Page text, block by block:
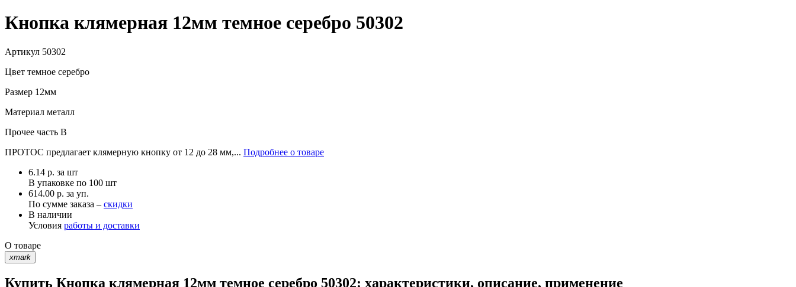
Кнопка клямерная 12мм темное серебро 50302
Артикул 50302
Цвет темное серебро
Размер 12мм
Материал металл
Прочее часть B
ПРОТОС предлагает клямерную кнопку от 12 до 28 мм,... Подробнее о товаре
6.14 р. за шт
В упаковке по 100 шт
614.00 р. за уп.
По сумме заказа – скидки
В наличии
Условия работы и доставки
О товаре
xmark
Купить Кнопка клямерная 12мм темное серебро 50302: характеристики, описание, применение